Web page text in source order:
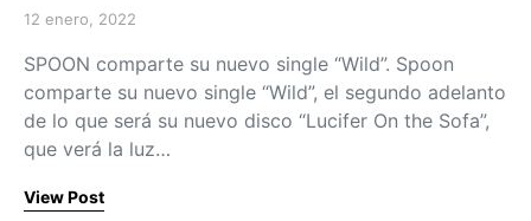
Posted on
12 enero, 2022
SPOON comparte su nuevo single “Wild”. Spoon
comparte su nuevo single “Wild”, el segundo adelanto
de lo que será su nuevo disco “Lucifer On the Sofa”,
que verá la luz…
View Post